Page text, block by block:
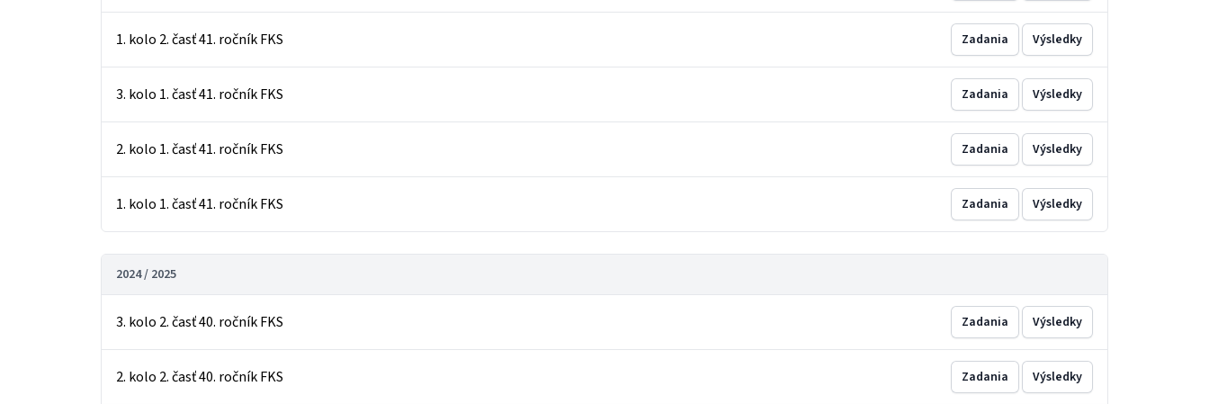
1. kolo 2. časť 41. ročník FKS Zadania Výsledky
3. kolo 1. časť 41. ročník FKS Zadania Výsledky
2. kolo 1. časť 41. ročník FKS Zadania Výsledky
1. kolo 1. časť 41. ročník FKS Zadania Výsledky
2024 / 2025
3. kolo 2. časť 40. ročník FKS Zadania Výsledky
2. kolo 2. časť 40. ročník FKS Zadania Výsledky